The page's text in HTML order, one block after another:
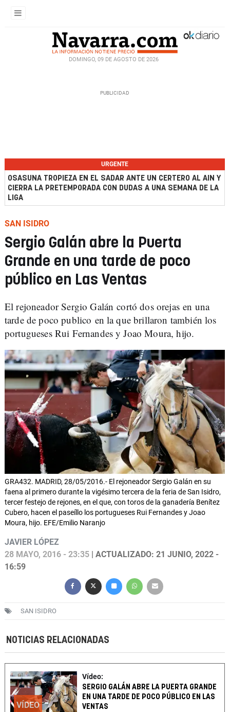
DOMINGO, 09 DE AGOSTO DE 2026
URGENTE
OSASUNA TROPIEZA EN EL SADAR ANTE UN CERTERO AL AIN Y
CIERRA LA PRETEMPORADA CON DUDAS A UNA SEMANA DE LA
LIGA
SAN ISIDRO
Sergio Galán abre la Puerta
Grande en una tarde de poco
público en Las Ventas
El rejoneador Sergio Galán cortó dos orejas en una
tarde de poco publico en la que brillaron también los
portugueses Rui Fernandes y Joao Moura, hijo.
GRA432. MADRID, 28/05/2016.- El rejoneador Sergio Galán en su
faena al primero durante la vigésimo tercera de la feria de San Isidro,
tercer festejo de rejones, en el que, con toros de la ganadería Benítez
Cubero, hacen el paseíllo los portugueses Rui Fernandes y Joao
Moura, hijo. EFE/Emilio Naranjo
JAVIER LÓPEZ
28 MAYO, 2016 - 23:35 | ACTUALIZADO: 21 JUNIO, 2022 -
16:59
SAN ISIDRO
NOTICIAS RELACIONADAS
VÍDEO
Vídeo:
SERGIO GALÁN ABRE LA PUERTA GRANDE
EN UNA TARDE DE POCO PÚBLICO EN LAS
VENTAS